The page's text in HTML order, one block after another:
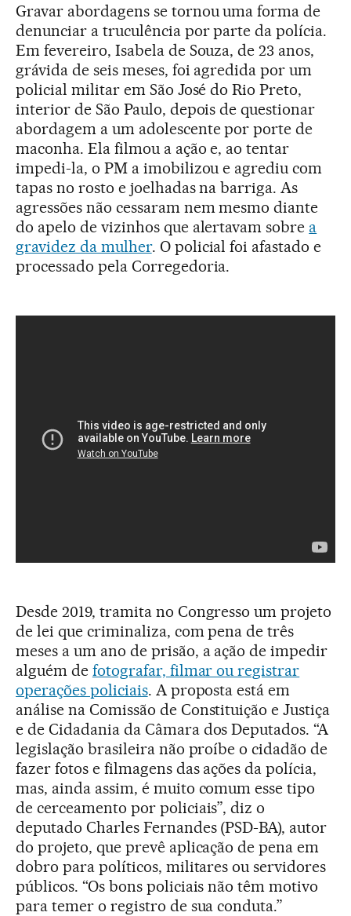
Gravar abordagens se tornou uma forma de
denunciar a truculência por parte da polícia.
Em fevereiro, Isabela de Souza, de 23 anos,
grávida de seis meses, foi agredida por um
policial militar em São José do Rio Preto,
interior de São Paulo, depois de questionar
abordagem a um adolescente por porte de
maconha. Ela filmou a ação e, ao tentar
impedi-la, o PM a imobilizou e agrediu com
tapas no rosto e joelhadas na barriga. As
agressões não cessaram nem mesmo diante
do apelo de vizinhos que alertavam sobre a
gravidez da mulher. O policial foi afastado e
processado pela Corregedoria.
Desde 2019, tramita no Congresso um projeto
de lei que criminaliza, com pena de três
meses a um ano de prisão, a ação de impedir
alguém de fotografar, filmar ou registrar
operações policiais. A proposta está em
análise na Comissão de Constituição e Justiça
e de Cidadania da Câmara dos Deputados. “A
legislação brasileira não proíbe o cidadão de
fazer fotos e filmagens das ações da polícia,
mas, ainda assim, é muito comum esse tipo
de cerceamento por policiais”, diz o
deputado Charles Fernandes (PSD-BA), autor
do projeto, que prevê aplicação de pena em
dobro para políticos, militares ou servidores
públicos. “Os bons policiais não têm motivo
para temer o registro de sua conduta.”